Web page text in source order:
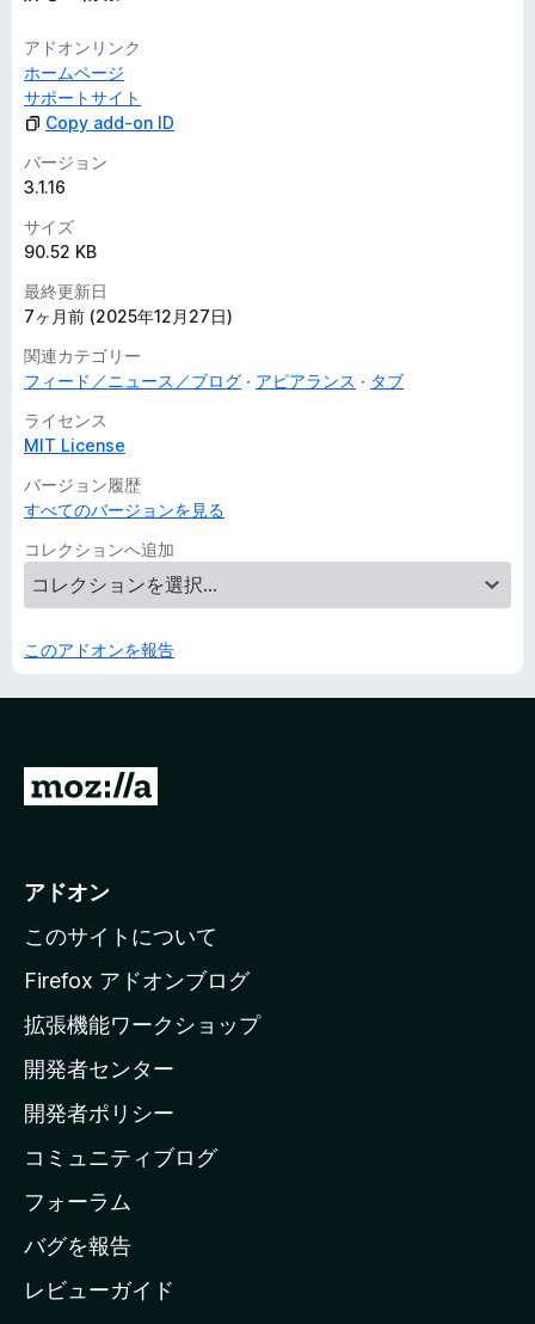
アドオンリンク
ホームページ
サポートサイト
Copy add-on ID
バージョン
3.1.16
サイズ
90.52 KB
最終更新日
7ヶ月前 (2025年12月27日)
関連カテゴリー
フィード／ニュース／ブログ
アピアランス
タブ
ライセンス
MIT License
バージョン履歴
すべてのバージョンを見る
コレクションへ追加
このアドオンを報告
M
i
l
a
ホ
ー
ム
ー
ジ
へ
アドオン
このサイトについて
Firefox アドオンブログ
拡張機能ワークショップ
開発者センター
開発者ポリシー
コミュニティブログ
フォーラム
バグを報告
レビューガイド